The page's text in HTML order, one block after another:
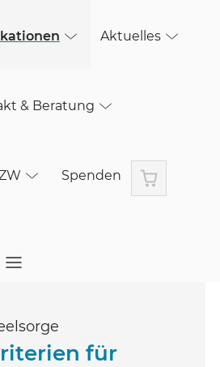
Aktuelles
& Beratung
Spenden Warenkorb
für